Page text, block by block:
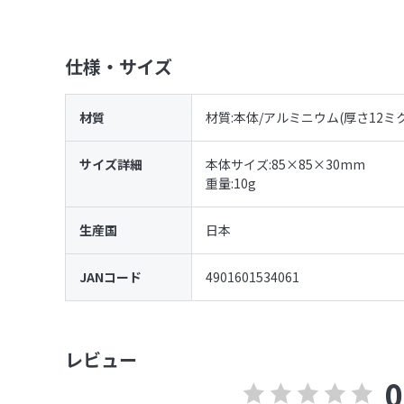
仕様・サイズ
材質 材質:本体/アルミニウム(厚さ12ミ
サイズ詳細
本体サイズ:85×85×30mm
重量:10g
生産国 日本
JANコード 4901601534061
レビュー